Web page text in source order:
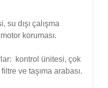
su dışı çalışma
koruması.
kontrol ünitesi, çok
ve taşıma arabası.